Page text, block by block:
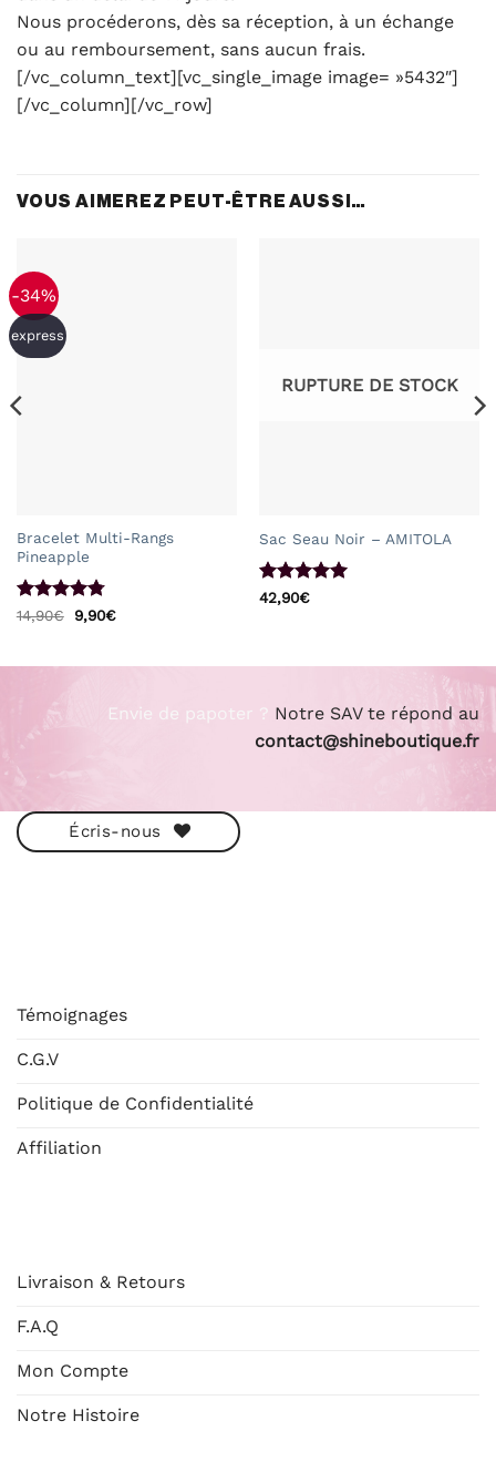
Nous procéderons, dès sa réception, à un échange
ou au remboursement, sans aucun frais.
[/vc_column_text][vc_single_image image= »5432″]
[/vc_column][/vc_row]
VOUS AIMEREZ PEUT-ÊTRE AUSSI…
-34%
express
Bracelet Multi-Rangs
Pineapple
Note4.75
14,90€
Le
prix
14,90€.
9,90€Le
9,90€.
RUPTURE DE STOCK
Sac Seau Noir – AMITOLA
Note4.93
42,90€
Envie de papoter ? Notre SAV te répond au
contact@shineboutique.fr
Écris-nous
Témoignages
C.G.V
Politique de Confidentialité
Affiliation
Livraison & Retours
F.A.Q
Mon Compte
Notre Histoire